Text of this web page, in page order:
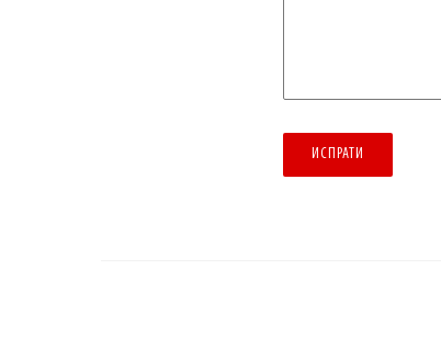
ИСПРАТИ